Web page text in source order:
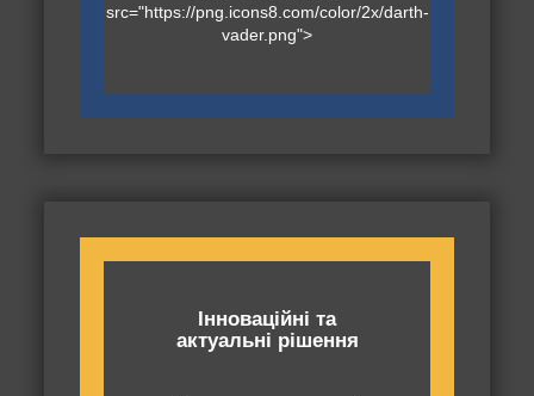
src="https://png.icons8.com/color/2x/darth-
vader.png">
Інноваційні та
актуальні рішення